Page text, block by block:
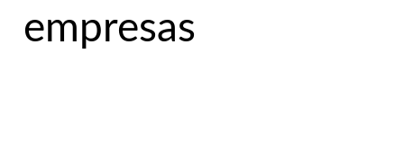
empresas